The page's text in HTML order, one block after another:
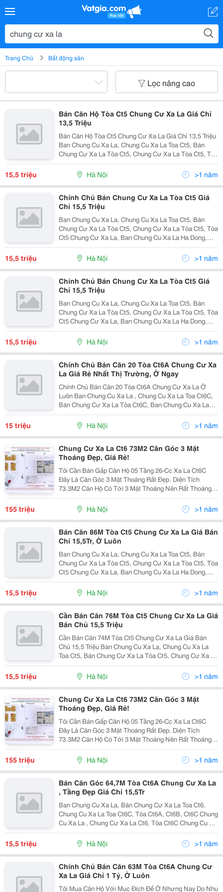
Trang Chủ Bất động sản
Lọc nâng cao
Bán Căn Hộ Tòa Ct5 Chung Cư Xa La Giá Chỉ
13,5 Triệu
Bán Căn Hộ Tòa Ct5 Chung Cư Xa La Giá Chỉ 13,5 Triệu
Ban Chung Cu Xa La, Chung Cu Xa La Toa Ct5, Bán
Chung Cư Xa La Tòa Ct5, Chung Cư Xa La Tòa Ct5, Tòa
Ct5 Chung Cư Xa La, Ban Chung Cu Xa La Ha Dong,
Chung Cư Xa La Ct5, Chung Cư Xa La Toa Ct5, Ch
15,5 triệu Hà Nội >1 năm
Chính Chủ Bán Chung Cư Xa La Tòa Ct5 Giá
Chỉ 15,5 Triệu
Ban Chung Cu Xa La, Chung Cu Xa La Toa Ct5, Bán
Chung Cư Xa La Tòa Ct5, Chung Cư Xa La Tòa Ct5, Tòa
Ct5 Chung Cư Xa La, Ban Chung Cu Xa La Ha Dong,
Chung Cư Xa La Ct5, Chung Cư Xa La Toa Ct5. Tôi
Chính Chủ Cần Bán Gấp Căn Số 20 Tầng 3 Thuộc Tòa
15,5 triệu Hà Nội >1 năm
Chính Chủ Bán Chung Cư Xa La Tòa Ct5 Giá
Chỉ 15,5 Triệu
Ban Chung Cu Xa La, Chung Cu Xa La Toa Ct5, Bán
Chung Cư Xa La Tòa Ct5, Chung Cư Xa La Tòa Ct5, Tòa
Ct5 Chung Cư Xa La, Ban Chung Cu Xa La Ha Dong,
Chung Cư Xa La Ct5, Chung Cư Xa La Toa Ct5. Tôi
Chính Chủ Cần Bán Gấp Căn Số 20 Tầng 3 Thuộc Tòa
15,5 triệu Hà Nội >1 năm
Chính Chủ Bán Căn 20 Tòa Ct6A Chung Cư Xa
La Giá Rẻ Nhất Thị Trường, Ở Ngay
Chính Chủ Bán Căn 20 Tòa Ct6A Chung Cư Xa La Ở
Luôn Ban Chung Cu Xa La , Chung Cu Xa La Toa Ct6C,
Bán Chung Cư Xa La Tòa Ct6C, Ban Chung Cu Xa La
Toa Ct6C, Bán Chung Cư Xa La Tòa Ct6, Toa Ct6 Chung
Cu Xa La, Chung Cư Xa La, Bán Chung Cư Xa La, Toa
15 triệu Hà Nội >1 năm
Chung Cư Xa La Ct6 73M2 Căn Góc 3 Mặt
Thoáng Đẹp, Giá Rẻ!
Tôi Cần Bán Gấp Căn Hộ 05 Tầng 26-Cc Xa La Ct6C
Đây Là Căn Góc 3 Mặt Thoáng Rất Đẹp. Diện Tích
73.3M2 Căn Hộ Có Tới 3 Mặt Thoáng Nên Rất Thoáng
Mát Lại Được Thiết Kế Vuông Vắn, Hợp Lý Với 2 Phòng
Ngủ, 2Wc, 1 Khách, 1 Bếp. Giá Bán Chỉ 15.5Tr/M2 Quý
155 triệu Hà Nội >1 năm
Bán Căn 86M Tòa Ct5 Chung Cư Xa La Giá Bán
Chỉ 15,5Tr, Ở Luôn
Ban Chung Cu Xa La, Chung Cu Xa La Toa Ct5, Bán
Chung Cư Xa La Tòa Ct5, Chung Cư Xa La Tòa Ct5, Tòa
Ct5 Chung Cư Xa La, Ban Chung Cu Xa La Ha Dong,
Chung Cư Xa La Ct5, Chung Cư Xa La Toa Ct5, Chung
Cư Xa La Tòa Ct5, Bán Chung Cư Xa La Tòa Ct5,
15,5 triệu Hà Nội >1 năm
Cần Bán Căn 76M Tòa Ct5 Chung Cư Xa La Giá
Bán Chủ 15,5 Triệu
Cần Bán Căn 74M Tòa Ct5 Chung Cư Xa La Giá Bán
Chủ 15,5 Triệu Ban Chung Cu Xa La, Chung Cu Xa La
Toa Ct5, Bán Chung Cư Xa La Tòa Ct5, Chung Cư Xa La
Tòa Ct5, Tòa Ct5 Chung Cư Xa La, Ban Chung Cu Xa La
Ha Dong, Chung Cư Xa La Ct5, Chung Cư Xa La To
15,5 triệu Hà Nội >1 năm
Chung Cư Xa La Ct6 73M2 Căn Góc 3 Mặt
Thoáng Đẹp, Giá Rẻ!
Tôi Cần Bán Gấp Căn Hộ 05 Tầng 26-Cc Xa La Ct6C
Đây Là Căn Góc 3 Mặt Thoáng Rất Đẹp. Diện Tích
73.3M2 Căn Hộ Có Tới 3 Mặt Thoáng Nên Rất Thoáng
Mát Lại Được Thiết Kế Vuông Vắn, Hợp Lý Với 2 Phòng
Ngủ, 2Wc, 1 Khách, 1 Bếp. Giá Bán Chỉ 15.5Tr/M2 Quý
155 triệu Hà Nội >1 năm
Bán Căn Góc 64,7M Tòa Ct6A Chung Cư Xa La
, Tầng Đẹp Giá Chỉ 15,5Tr
Ban Chung Cu Xa La, Bán Chung Cư Xa La Toa Ct6,
Chung Cu Xa La Toa Ct6C, Tòa Ct6A, Ct6B, Ct6C Chung
Cu Xa La , Chung Cư Xa La Ct6, Tòa Ct6C Chung Cu Xa
La, Căn 3 Pn Toa Ct6 Chung Cu Xa La, Chung Cu Xa La
Ha Dong, Bán Chung Cư Xa La Tòa Ct6C, Chung Cư
15,5 triệu Hà Nội >1 năm
Chính Chủ Bán Căn 63M Tòa Ct6A Chung Cư
Xa La Giá Chỉ 1 Tỷ, Ở Luôn
Tôi Mua Căn Hộ Với Mục Đích Để Ở Nhưng Nay Do Nhu